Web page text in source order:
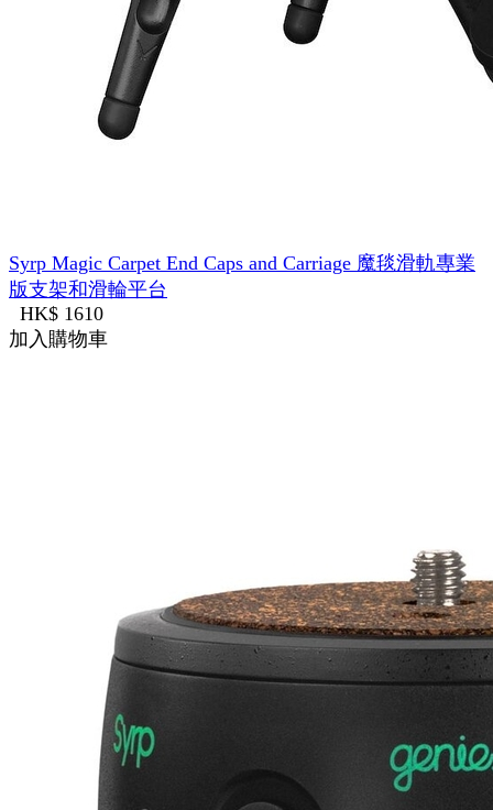
Syrp Magic Carpet End Caps and Carriage 魔毯滑軌專業
版支架和滑輪平台
HK$ 1610
加入購物車